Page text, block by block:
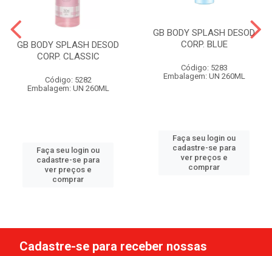
GB BODY SPLASH DESOD
CORP. CLASSIC
Código: 5282
Embalagem: UN 260ML
Faça seu login ou
cadastre-se para
ver preços e
comprar
GB BODY SPLASH DESOD
CORP. BLUE
Código: 5283
Embalagem: UN 260ML
Faça seu login ou
cadastre-se para
ver preços e
comprar
Cadastre-se para receber nossas